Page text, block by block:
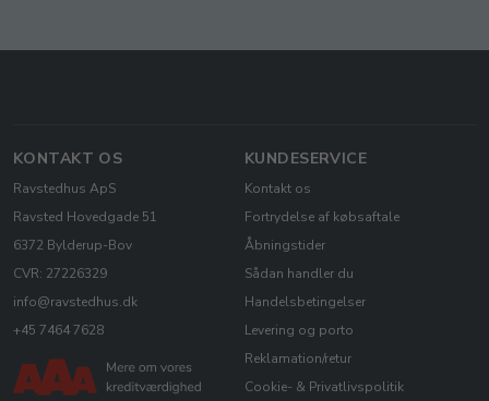
KONTAKT OS
Ravstedhus ApS
Ravsted Hovedgade 51
6372 Bylderup-Bov
CVR: 27226329
info@ravstedhus.dk
+45 7464 7628
KUNDESERVICE
Kontakt os
Fortrydelse af købsaftale
Åbningstider
Sådan handler du
Handelsbetingelser
Levering og porto
Reklamation/retur
Cookie- & Privatlivspolitik